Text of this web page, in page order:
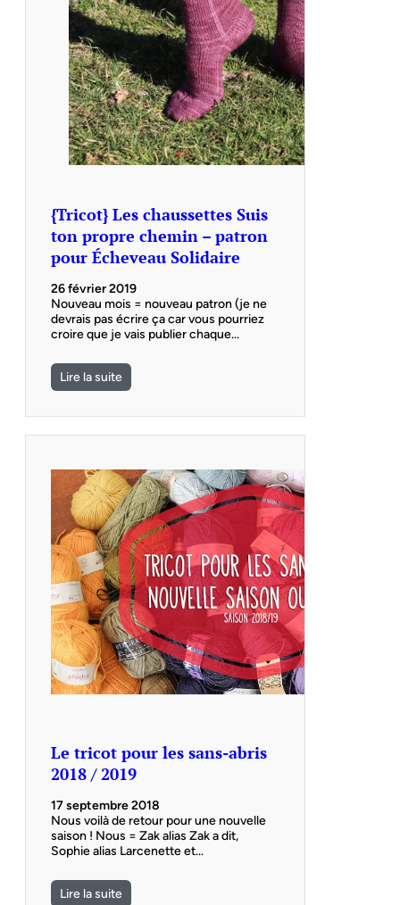
{Tricot} Les chaussettes Suis
ton propre chemin – patron
pour Écheveau Solidaire
26 février 2019
Nouveau mois = nouveau patron (je ne
devrais pas écrire ça car vous pourriez
croire que je vais publier chaque…
Lire la suite
Le tricot pour les sans-abris
2018 / 2019
17 septembre 2018
Nous voilà de retour pour une nouvelle
saison ! Nous = Zak alias Zak a dit,
Sophie alias Larcenette et…
Lire la suite